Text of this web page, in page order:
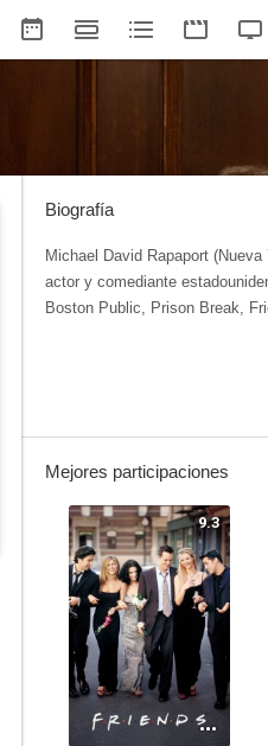
Biografía
Michael David Rapaport
actor y comediante
Boston Public, Prison Break,
Mejores participaciones
9.3